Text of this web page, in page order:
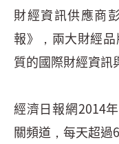
財經資訊供應商
報》，兩大財經
質的國際財經資訊
經濟日報網2014
關頻道，每天超過